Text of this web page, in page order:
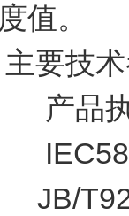
度值。
主要技
产品
JB/